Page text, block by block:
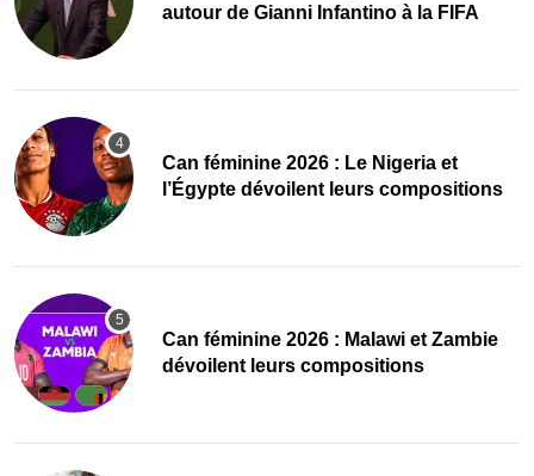
autour de Gianni Infantino à la FIFA
‎Can féminine 2026 : Le Nigeria et
l’Égypte dévoilent leurs compositions
‎Can féminine 2026 : Malawi et Zambie
dévoilent leurs compositions